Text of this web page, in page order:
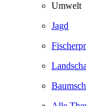
Umwelt
Jagd